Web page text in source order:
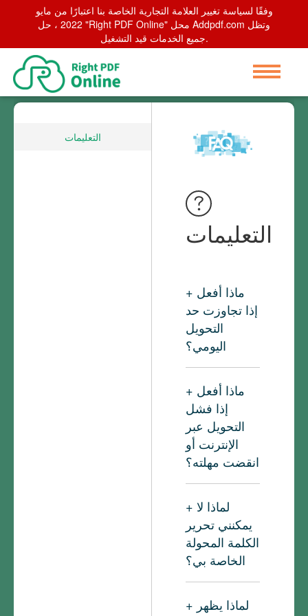
وفقًا لسياسة تغيير العلامة التجارية الخاصة بنا اعتبارًا من مايو
2022 ، حل "Right PDF Online" محل Addpdf.com وتظل
جميع الخدمات قيد التشغيل.
التعليمات
التعليمات
ماذا أفعل
إذا تجاوزت حد
التحويل
اليومي؟
شارك صفحة
الويب الخاصة
بنا على Weibo
وتابعنا تضمين
التغريدة .
تحقق مرئيًا
للأصدقاء وقم
بتثبيت Weibo
لرفع حد
ماذا أفعل
إذا فشل
التحويل عبر
الإنترنت أو
انقضت مهلته؟
فشل التحويل
عبر الإنترنت.
نوصي بتجربة
إصدار البرنامج
، Right PDF
Pro ، بميزات
أكثر تقدمًا
وأداء أفضل.
لماذا لا
يمكنني تحرير
الكلمة المحولة
الخاصة بي؟
نظرًا لأن ملف
PDF الأصلي
لماذا يظهر